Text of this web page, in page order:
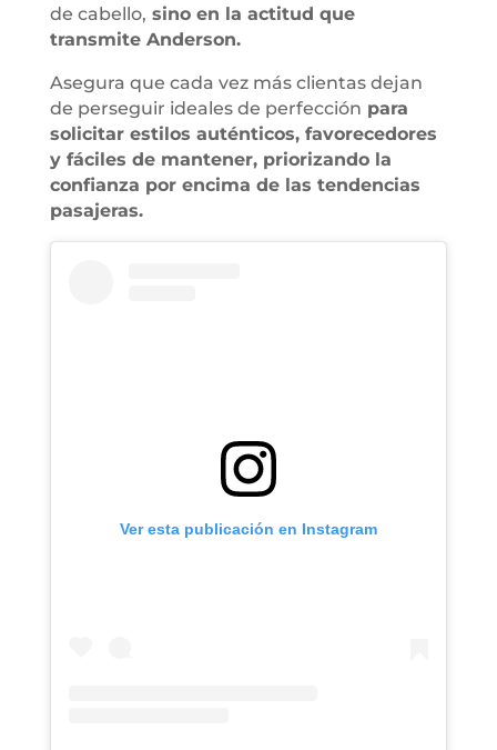
de cabello, sino en la actitud que
transmite Anderson.
Asegura que cada vez más clientas dejan
de perseguir ideales de perfección para
solicitar estilos auténticos, favorecedores
y fáciles de mantener, priorizando la
confianza por encima de las tendencias
pasajeras.
Ver esta publicación en Instagram